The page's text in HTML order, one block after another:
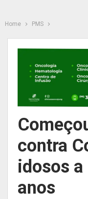
Home PMS
contra
idosos
anos